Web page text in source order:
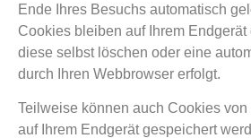
Ende Ihres Besuchs automatisch
Cookies bleiben auf Ihrem
diese selbst löschen oder eine
durch Ihren Webbrowser erfolgt.
Teilweise können auch Cookies von
auf Ihrem Endgerät gespeichert